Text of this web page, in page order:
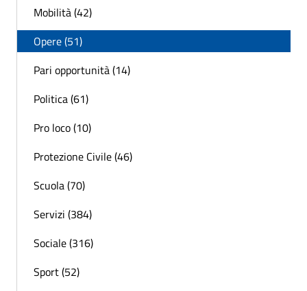
Mobilità (42)
Opere (51)
Pari opportunità (14)
Politica (61)
Pro loco (10)
Protezione Civile (46)
Scuola (70)
Servizi (384)
Sociale (316)
Sport (52)